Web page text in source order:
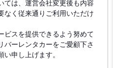
ては、運営会社変更後も内容
なく従来通りご利用いただけ
ビスを提供できるよう努めて
バーレンタカーをご愛顧下さ
申し上げます。